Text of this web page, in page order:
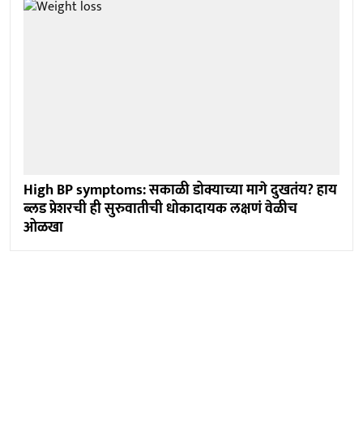
High BP symptoms: सकाळी डोक्याच्या मागे दुखतंय? हाय
ब्लड प्रेशरची ही सुरुवातीची धोकादायक लक्षणं वेळीच
ओळखा